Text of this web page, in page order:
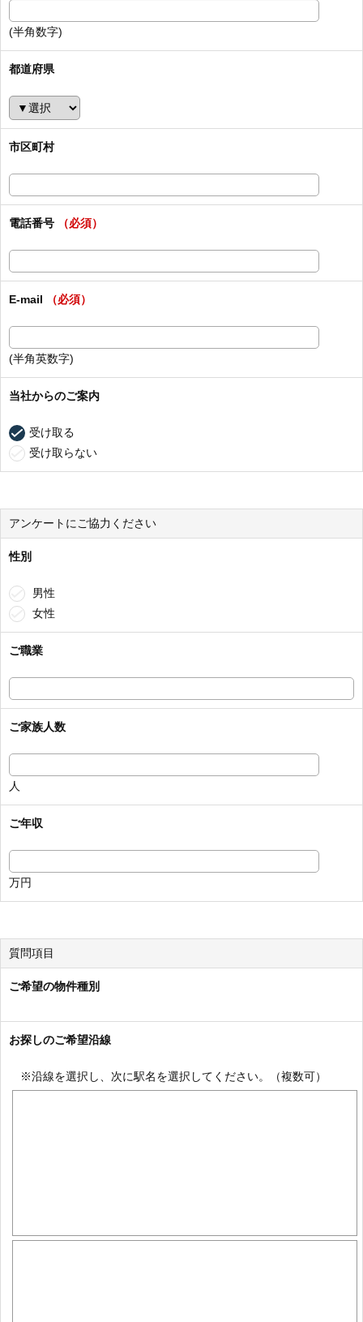
(半角数字)
都道府県
市区町村
電話番号 （必須）
E-mail （必須）
(半角英数字)
当社からのご案内
受け取る
受け取らない
アンケートにご協力ください
性別
男性
女性
ご職業
ご家族人数
人
ご年収
万円
質問項目
ご希望の物件種別
お探しのご希望沿線
※沿線を選択し、次に駅名を選択してください。（複数可）